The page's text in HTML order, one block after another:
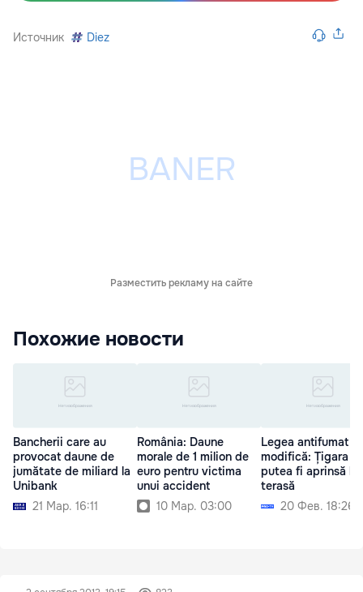
Источник Diez
Разместить рекламу на сайте
Похожие новости
Bancherii care au
provocat daune de
jumătate de miliard la
Unibank
21 Мар. 16:11
România: Daune
morale de 1 milion de
euro pentru victima
unui accident
10 Мар. 03:00
Legea antifumat se
modifică: Țigara ar
putea fi aprinsă la
terasă
20 Фев. 18:26